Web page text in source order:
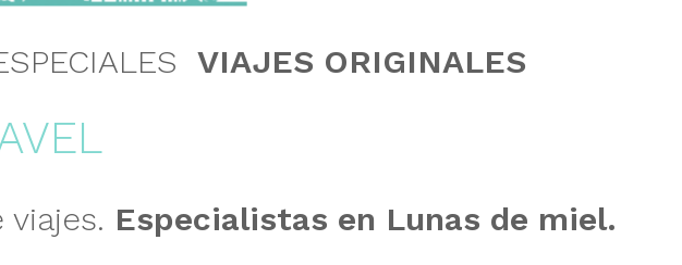
VIAJES ORIGINALES
viajes. Especialistas en Lunas de miel.